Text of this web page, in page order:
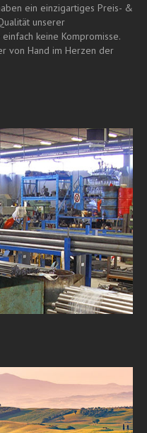
ein einzigartiges Preis- &
unserer
keine Kompromisse.
von Hand im Herzen der